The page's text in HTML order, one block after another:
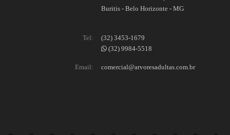
Buritis - Belo Horizonte - MG
Tel:
(32) 3453-1679
(32) 9984-5518
Email: comercial@arvoresadultas.com.br